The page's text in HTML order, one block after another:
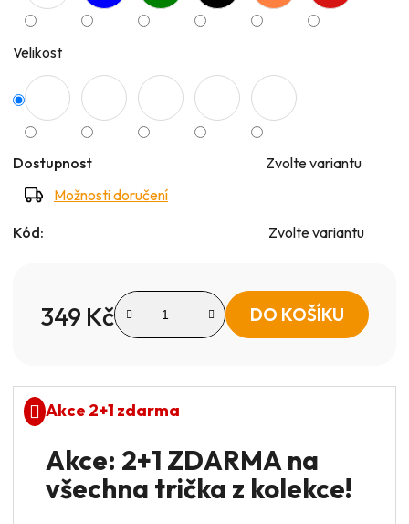
Velikost
Dostupnost
Zvolte variantu
Možnosti doručení
Kód: Zvolte variantu
349 Kč DO KOŠÍKU
Akce 2+1 zdarma
Akce: 2+1 ZDARMA na
všechna trička z kolekce!
hvězdiček.